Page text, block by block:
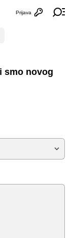
Otvori
Prijava
smo novog